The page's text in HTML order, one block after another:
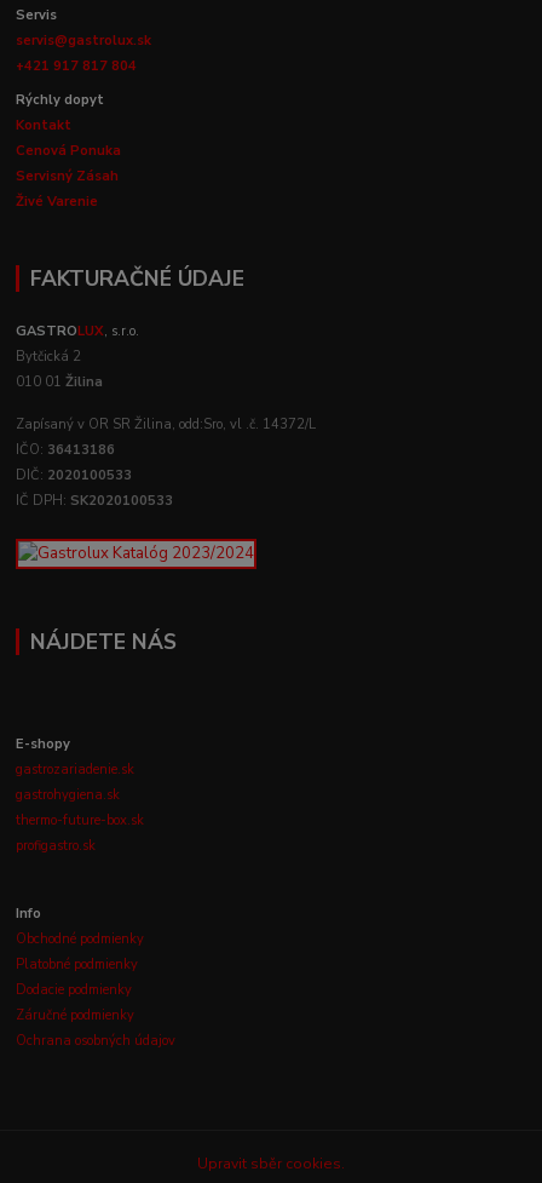
Servis
servis@gastrolux.sk
+421 917 817 804
Rýchly dopyt
Kontakt
Cenová Ponuka
Servisný Zásah
Živé Varenie
FAKTURAČNÉ ÚDAJE
GASTROLUX, s.r.o.
Bytčická 2
010 01Žilina
Zapísaný v OR SR Žilina, odd:Sro, vl .č. 14372/L
IČO: 36413186
DIČ: 2020100533
IČ DPH: SK2020100533
NÁJDETE NÁS
E-shopy
gastrozariadenie.sk
gastrohygiena.sk
thermo-future-box.sk
profigastro.sk
Info
Obchodné podmienky
Platobné podmienky
Dodacie podmienky
Záručné podmienky
Ochrana osobných údajov
Upravit sběr cookies.